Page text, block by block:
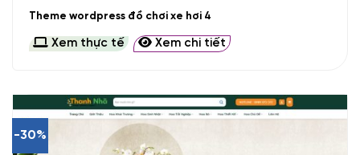
Theme wordpress đồ chơi xe hơi 4
Xem thực tế Xem chi tiết
-30%